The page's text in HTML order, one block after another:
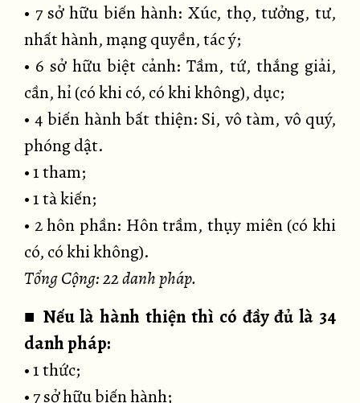
• 7 sở hữu biến hành: Xúc, thọ, tưởng, tư,
nhất hành, mạng quyền, tác ý;
• 6 sở hữu biệt cảnh: Tầm, tứ, thắng giải,
cần, hỉ (có khi có, có khi không), dục;
• 4 biến hành bất thiện: Si, vô tàm, vô quý,
phóng dật.
• 1 tham;
• 1 tà kiến;
• 2 hôn phần: Hôn trầm, thụy miên (có khi
có, có khi không).
Tổng Cộng: 22 danh pháp.
■ Nếu là hành thiện thì có đầy đủ là 34
danh pháp:
• 1 thức;
• 7 sở hữu biến hành;